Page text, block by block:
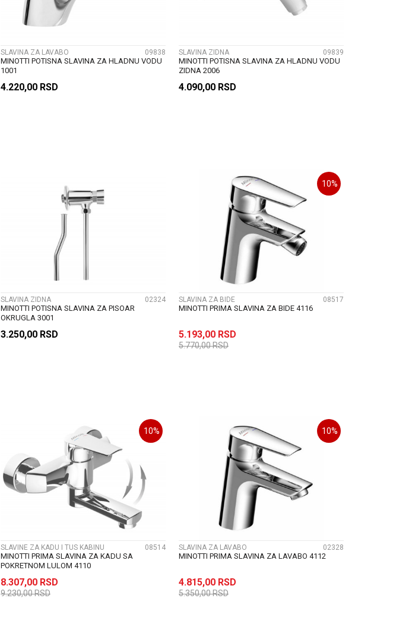
SLAVINA ZA LAVABO 09838
MINOTTI POTISNA SLAVINA ZA HLADNU VODU
1001
4.220,00 RSD
SLAVINA ZIDNA 09839
MINOTTI POTISNA SLAVINA ZA HLADNU VODU
ZIDNA 2006
4.090,00 RSD
SLAVINA ZIDNA 02324
MINOTTI POTISNA SLAVINA ZA PISOAR
OKRUGLA 3001
3.250,00 RSD
UPOREDI
10%
SLAVINA ZA BIDE 08517
MINOTTI PRIMA SLAVINA ZA BIDE 4116
5.193,00 RSD
5.770,00RSD
UPOREDI
10%
SLAVINE ZA KADU I TUS KABINU 08514
MINOTTI PRIMA SLAVINA ZA KADU SA
POKRETNOM LULOM 4110
8.307,00 RSD
9.230,00RSD
UPOREDI
10%
SLAVINA ZA LAVABO 02328
MINOTTI PRIMA SLAVINA ZA LAVABO 4112
4.815,00 RSD
5.350,00RSD